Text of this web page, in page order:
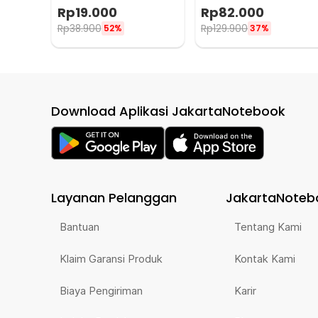
Rp19.000
Rp38.900 52%
Waterproof - 1166000
Rp82.000
Rp129.90037%
Download Aplikasi JakartaNotebook
Layanan Pelanggan
Bantuan
Klaim Garansi Produk
Biaya Pengiriman
Tentang Kami
Kontak Kami
Karir